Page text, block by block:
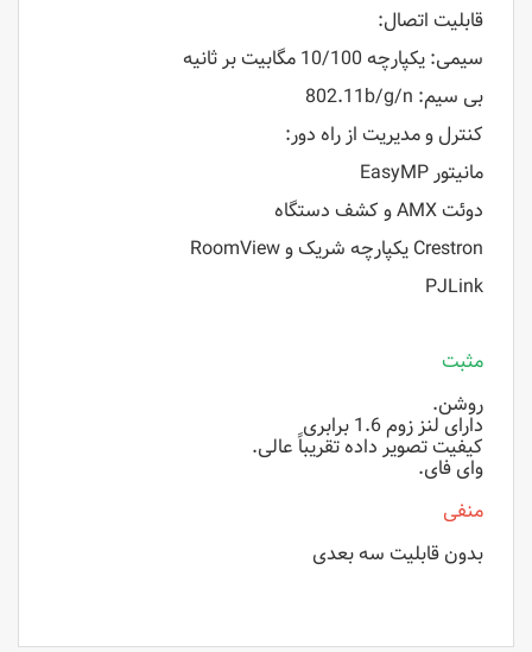
قابلیت اتصال:
سیمی: یکپارچه 10/100 مگابیت بر ثانیه
بی سیم: 802.11b/g/n
کنترل و مدیریت از راه دور:
مانیتور EasyMP
دوئت AMX و کشف دستگاه
Crestron یکپارچه شریک و RoomView
PJLink
مثبت
روشن.
دارای لنز زوم 1.6 برابری
کیفیت تصویر داده تقریباً عالی.
وای فای.
منفی
بدون قابلیت سه بعدی